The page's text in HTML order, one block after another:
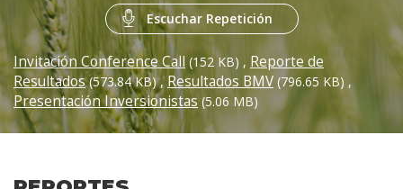
Contacto
Escuchar Repetición
Invitación Conference Call (152 KB) , Reporte de
Resultados (573.84 KB),Resultados BMV (796.65 KB) ,
Presentación Inversionistas (5.06 MB)